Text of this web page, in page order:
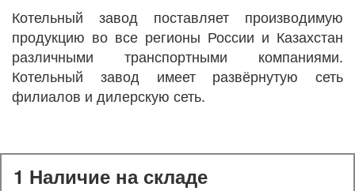
Котельный завод поставляет производимую
продукцию во все регионы России и Казахстан
различными транспортными компаниями.
Котельный завод имеет развёрнутую сеть
филиалов и дилерскую сеть.
1 Наличие на складе